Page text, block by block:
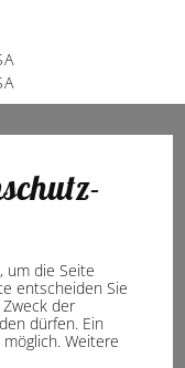
um die Seite
entscheiden Sie
der
dürfen. Ein
Weitere